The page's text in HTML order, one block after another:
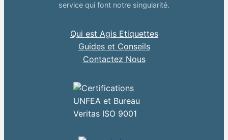
service qui font notre singularité.
Qui est Agis Etiquettes
Guides et Conseils
Contactez Nous